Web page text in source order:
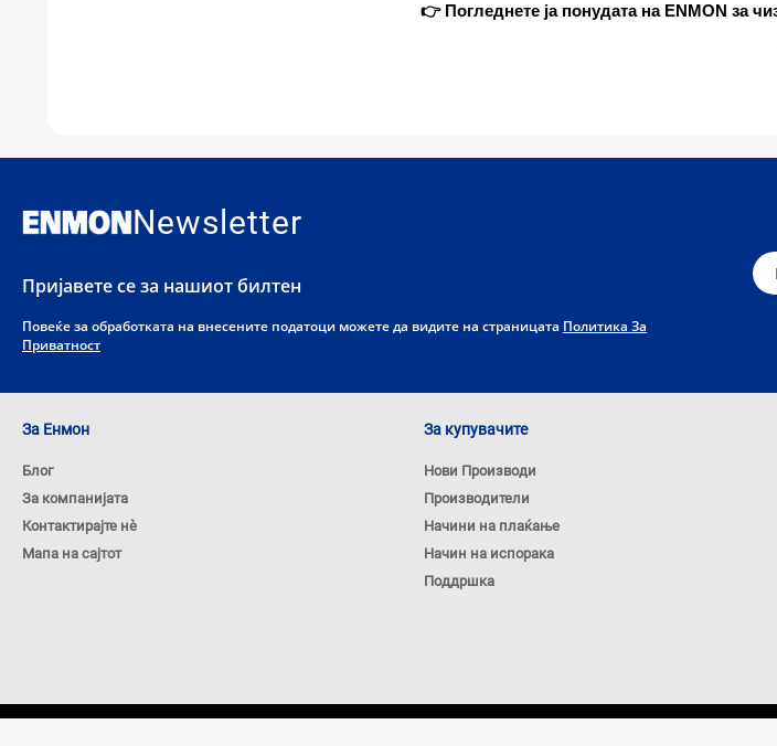
👉 Погледнете ја понудата на ENMON за
Newsletter
Пријавете се за нашиот билтен
Повеќе за обработката на внесените податоци можете да видите на страницата Политика За
Приватност
За Енмон
Блог
За компанијата
Контактирајте нѐ
Мапа на сајтот
За купувачите
Нови Производи
Производители
Начини на плаќање
Начин на испорака
Поддршка